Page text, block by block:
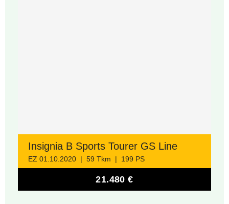
Insignia B Sports Tourer GS Line
EZ 01.10.2020 | 59 Tkm | 199 PS
21.480 €